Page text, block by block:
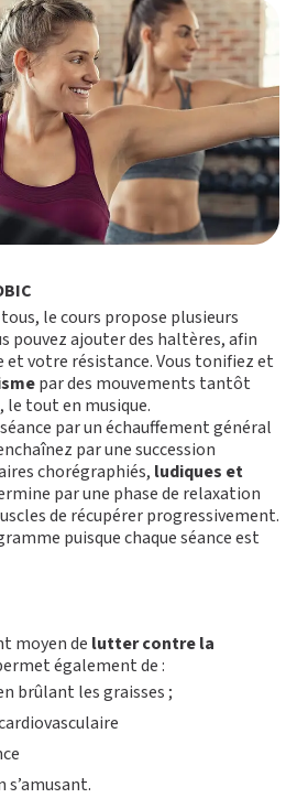
OT
ÉCOACHING PERSONNALISÉ
L’APPART FITNESS
le cours propose plusieurs
pouvez ajouter des haltères, afin
et votre résistance. Vous tonifiez et
par des mouvements tantôt
tout en musique.
par un échauffement général
par une succession
chorégraphiés, ludiques et
par une phase de relaxation
de récupérer progressivement.
puisque chaque séance est
moyen de lutter contre la
également de :
brûlant les graisses ;
s’amusant.